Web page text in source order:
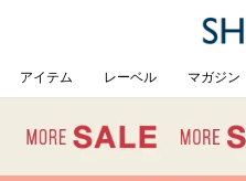
アイテム レーベル マガジン